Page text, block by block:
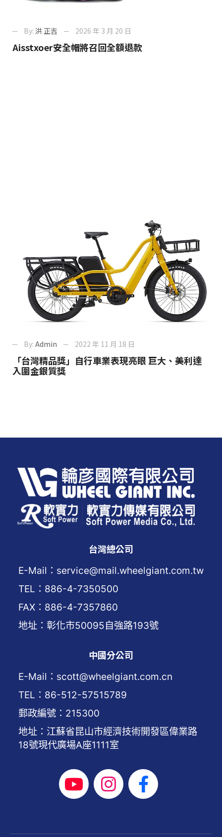
By: 洪 正吉 2026 年 3 月 20 日
Aisstxoer安全帽將召回全額退款
By: Admin 2022 年 11 月 18 日
「台灣精品獎」自行車業表現亮眼 巨大、美利達
入圍金銀質獎
台灣總公司
E-Mail：service@mail.wheelgiant.com.tw
TEL：886-4-7350500
FAX：886-4-7357860
地址：彰化市50095自強路193號
中國分公司
E-Mail：scott@wheelgiant.com.cn
TEL：86-512-57515789
郵政編號：215300
地址：江蘇省昆山市經濟技術開發區偉業路
18號現代廣場A座1111室